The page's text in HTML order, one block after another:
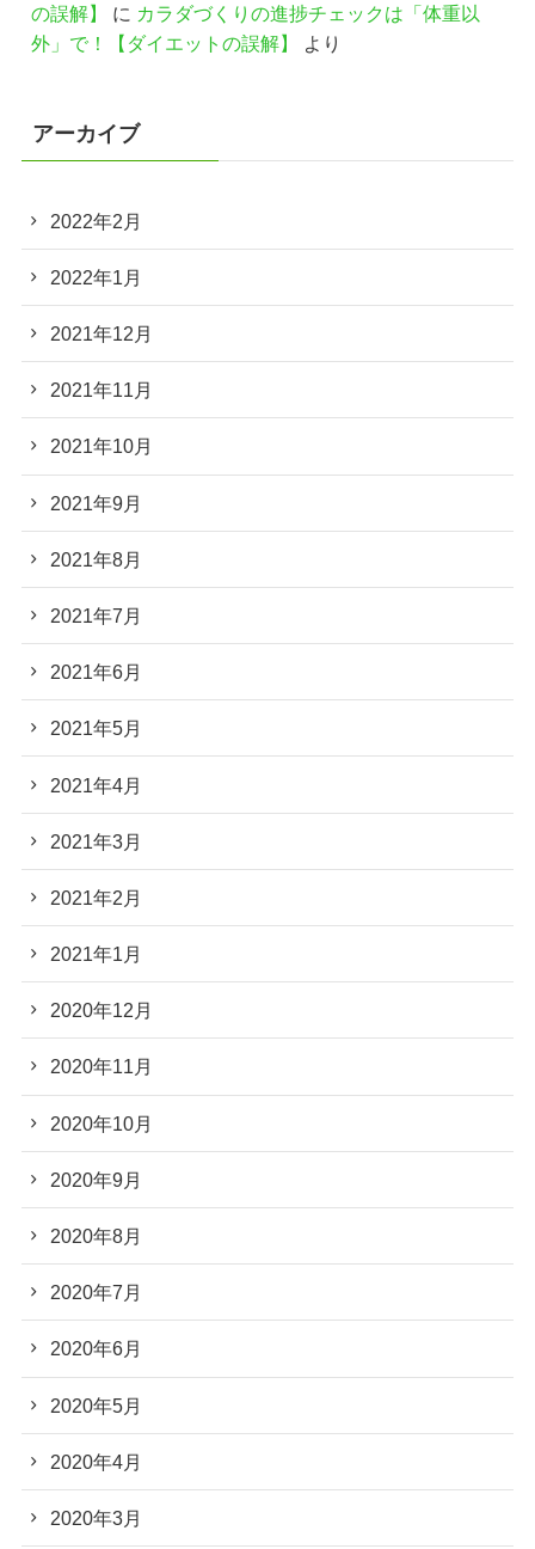
の誤解】
に カラダづくりの進捗チェックは「体重以
外」で！【ダイエットの誤解】
より
アーカイブ
2022年2月
2022年1月
2021年12月
2021年11月
2021年10月
2021年9月
2021年8月
2021年7月
2021年6月
2021年5月
2021年4月
2021年3月
2021年2月
2021年1月
2020年12月
2020年11月
2020年10月
2020年9月
2020年8月
2020年7月
2020年6月
2020年5月
2020年4月
2020年3月